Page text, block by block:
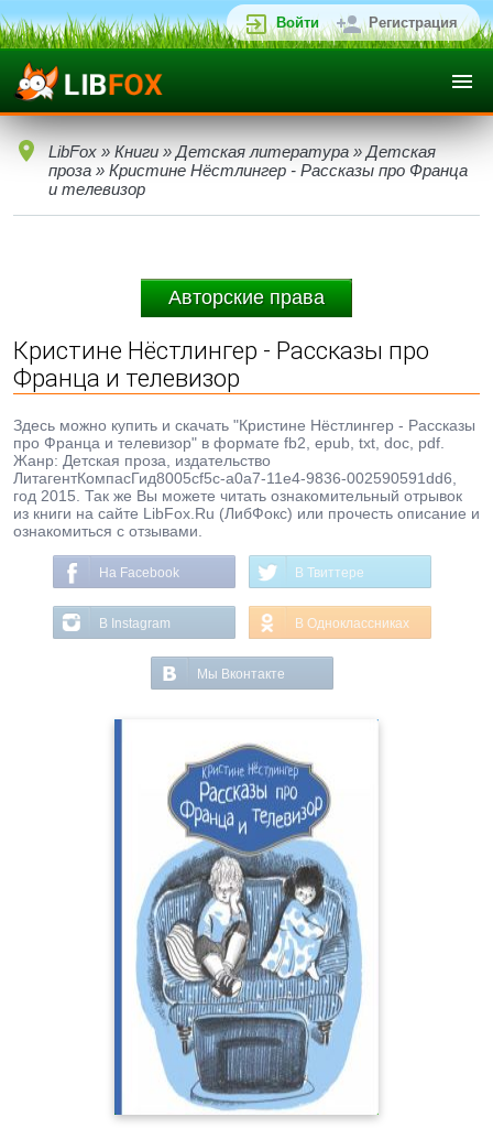
Войти Регистрация
LibFox » Книги » Детская литература » Детская
проза » Кристине Нёстлингер - Рассказы про Франца
и телевизор
Авторские права
Кристине Нёстлингер - Рассказы про
Франца и телевизор
Здесь можно купить и скачать "Кристине Нёстлингер - Рассказы
про Франца и телевизор" в формате fb2, epub, txt, doc, pdf.
Жанр: Детская проза, издательство
ЛитагентКомпасГид8005cf5c-a0a7-11e4-9836-002590591dd6,
год 2015. Так же Вы можете читать ознакомительный отрывок
из книги на сайте LibFox.Ru (ЛибФокс) или прочесть описание и
ознакомиться с отзывами.
На Facebook В Твиттере
В Instagram В Одноклассниках
Мы Вконтакте